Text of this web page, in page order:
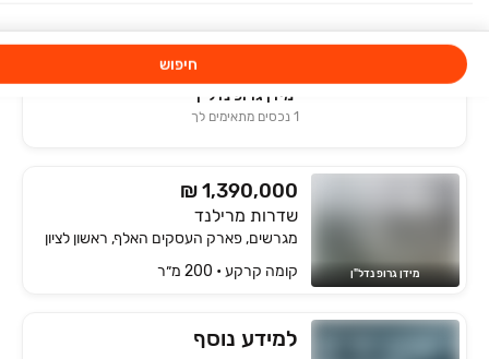
חיפוש
מידן גרופ נדל"ן
1 נכסים מתאימים לך
מידן גרופ נדל"ן
₪ 1,390,000
שדרות מרילנד
מגרשים, פארק העסקים האלף, ראשון לציון
קומה ‎קרקע‏ • 200 מ״ר
למידע נוסף